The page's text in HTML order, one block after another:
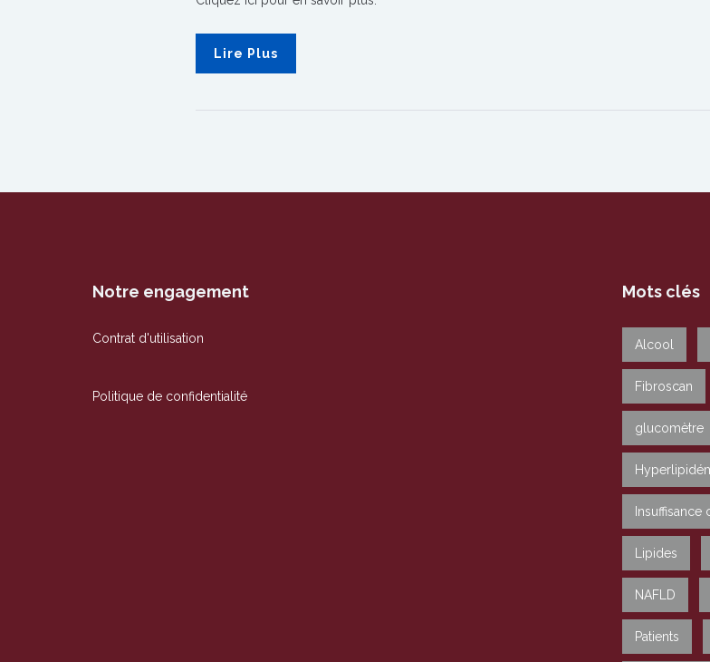
Lire Plus
Notre engagement
Contrat d'utilisation
Politique de confidentialité
Mots clés
Alcool
Fibroscan
glucomètre
Insuffisance
Lipides
NAFLD
Patients